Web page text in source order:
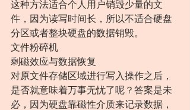
这种方法适合个人用户销毁少量的文
件，因为读写时间长，所以不适合硬盘
分区或者整块硬盘的数据销毁。
文件粉碎机
剩磁效应与数据恢复
对原文件存储区域进行写入操作之后，
是否就意味着万事无忧了呢？答案是未
必，因为硬盘靠磁性介质来记录数据，